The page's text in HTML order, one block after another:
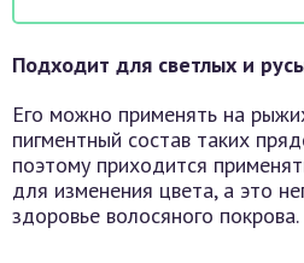
Подходит для светлых и
Его можно применять на
пигментный состав таких
поэтому приходится
для изменения цвета, а это
здоровье волосяного покрова.